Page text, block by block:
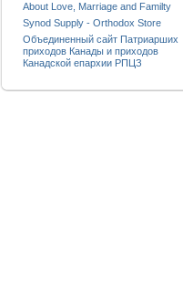
About Love, Marriage and Familty
Synod Supply - Orthodox Store
Объединенный сайт Патриарших
приходов Канады и приходов
Канадской епархии РПЦЗ